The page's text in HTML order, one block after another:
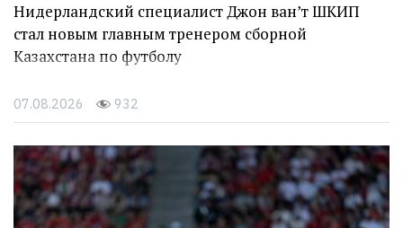
Нидерландский специалист Джон ван’т ШКИП
стал новым главным тренером сборной
Казахстана по футболу
07.08.2026 932